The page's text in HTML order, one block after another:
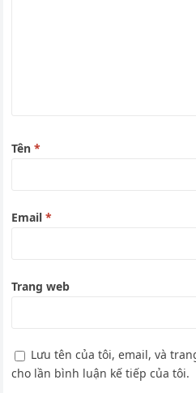
Tên*
Email*
Trang web
Lưu tên của tôi, email, và
cho lần bình luận kế tiếp của tôi.